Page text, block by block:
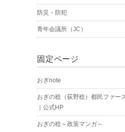
防災・防犯
青年会議所（JC）
固定ページ
おぎnote
おぎの稔（荻野稔）都民ファー
｜公式HP
おぎの稔～政策マンガ～